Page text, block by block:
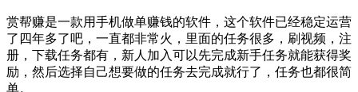
赏帮赚是一款用手机做单赚钱的软件，这个软件已经稳定运营
了四年多了吧，一直都非常火，里面的任务很多，刷视频，注
册，下载任务都有，新人加入可以先完成新手任务就能获得奖
励，然后选择自己想要做的任务去完成就行了，任务也都很简
单。